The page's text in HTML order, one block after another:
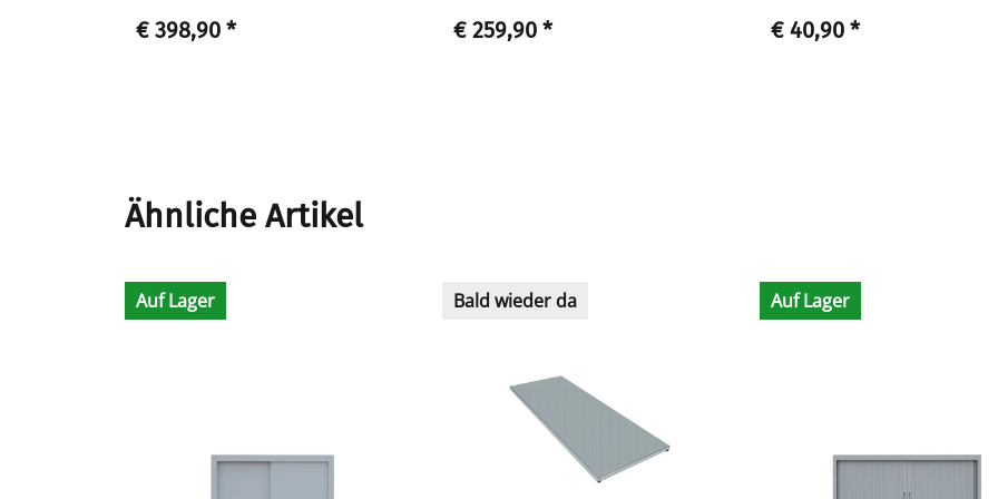
€ 398,90 * € 259,90 * € 40,90 *
Ähnliche Artikel
Auf Lager Bald wieder da Auf Lager